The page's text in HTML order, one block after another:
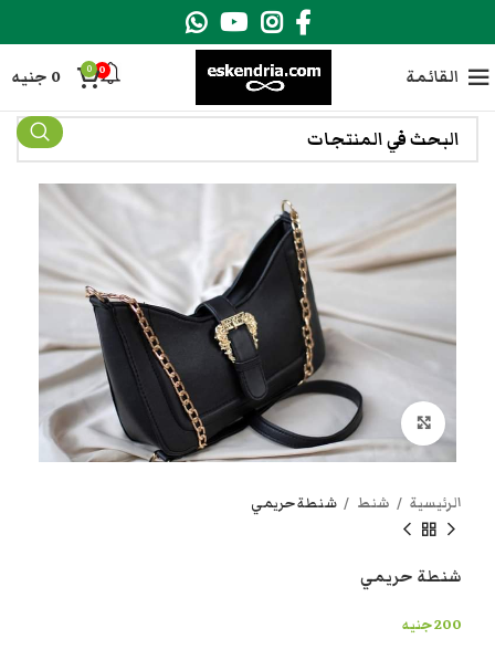
القائمة 0
0
0 جنيه
انقر هنا لتكبير الصورة
الرئيسية شنط شنطة حريمي
شنطة حريمي
200جنيه